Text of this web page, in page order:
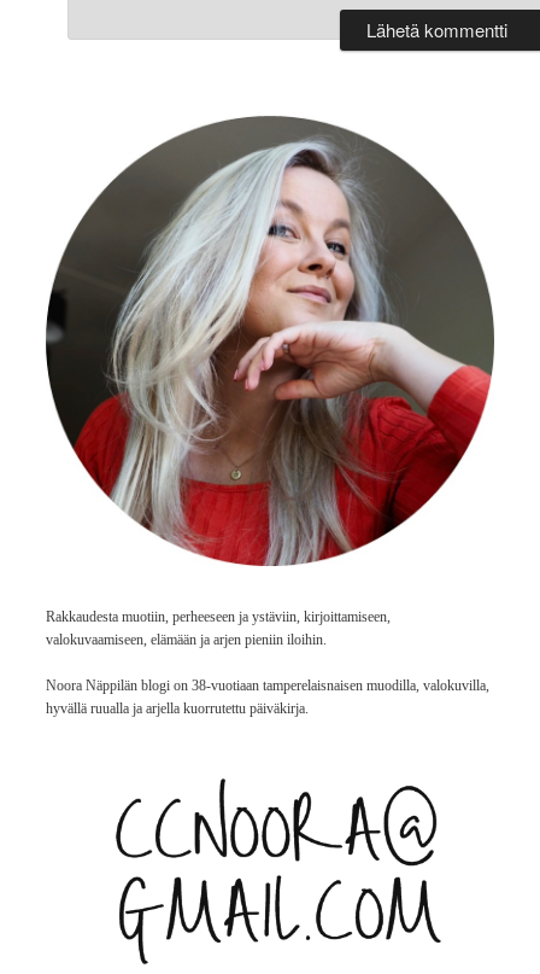
Rakkaudesta muotiin, perheeseen ja ystäviin, kirjoittamiseen,
valokuvaamiseen, elämään ja arjen pieniin iloihin.
Noora Näppilän blogi on 38-vuotiaan tamperelaisnaisen muodilla, valokuvilla,
hyvällä ruualla ja arjella kuorrutettu päiväkirja.